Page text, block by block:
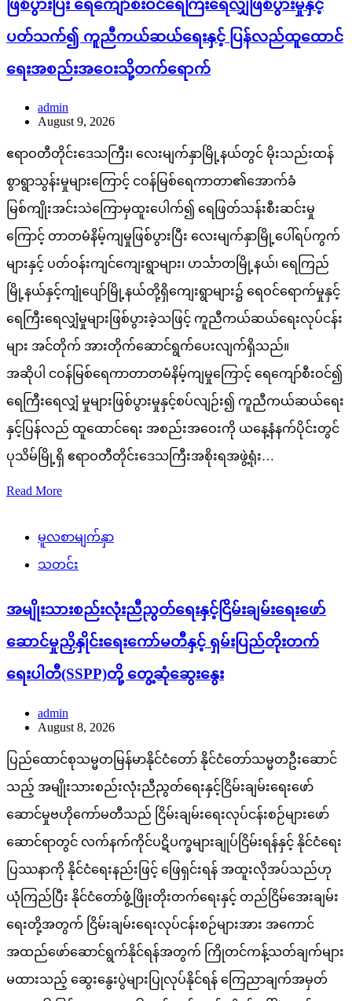
ဖြစ်ပွားပြီး ရေကျော်စီးဝင်ရေကြီးရေလျှံဖြစ်ပွားမှုနှင့်
ပတ်သက်၍ ကူညီကယ်ဆယ်ရေးနှင့် ပြန်လည်ထူထောင်
ရေးအစည်းအဝေးသို့တက်ရောက်
admin
August 9, 2026
ဧရာဝတီတိုင်းဒေသကြီး၊ လေးမျက်နှာမြို့နယ်တွင် မိုးသည်းထန်
စွာရွာသွန်းမှုများကြောင့် ငဝန်မြစ်ရေကာတာ၏အောက်ခံ
မြစ်ကျိုးအင်းသဲကြောမှထူးပေါက်၍ ရေဖြတ်သန်းစီးဆင်းမှု
ကြောင့် တာတမံနိမ့်ကျမှုဖြစ်ပွားပြီး လေးမျက်နှာမြို့ပေါ်ရပ်ကွက်
များနှင့် ပတ်ဝန်းကျင်ကျေးရွာများ၊ ဟင်္သာတမြို့နယ်၊ ရေကြည်
မြို့နယ်နှင့်ကျုံပျော်မြို့နယ်တို့ရှိကျေးရွာများ၌ ရေဝင်ရောက်မှုနှင့်
ရေကြီးရေလျှံမှုများဖြစ်ပွားခဲ့သဖြင့် ကူညီကယ်ဆယ်ရေးလုပ်ငန်း
များ အင်တိုက် အားတိုက်ဆောင်ရွက်ပေးလျက်ရှိသည်။
အဆိုပါ ငဝန်မြစ်ရေကာတာတမံနိမ့်ကျမှုကြောင့် ရေကျော်စီးဝင်၍
ရေကြီးရေလျှံ မှုများဖြစ်ပွားမှုနှင့်စပ်လျဉ်း၍ ကူညီကယ်ဆယ်ရေး
နှင့်ပြန်လည် ထူထောင်ရေး အစည်းအဝေးကို ယနေ့နံနက်ပိုင်းတွင်
ပုသိမ်မြို့ရှိ ဧရာဝတီတိုင်းဒေသကြီးအစိုးရအဖွဲ့ရုံး…
Read More
မူလစာမျက်နှာ
သတင်း
အမျိုးသားစည်းလုံးညီညွတ်ရေးနှင့်ငြိမ်းချမ်းရေးဖော်
ဆောင်မှုညှိနှိုင်းရေးကော်မတီနှင့် ရှမ်းပြည်တိုးတက်
ရေးပါတီ(SSPP)တို့ တွေ့ဆုံဆွေးနွေး
admin
August 8, 2026
ပြည်ထောင်စုသမ္မတမြန်မာနိုင်ငံတော် နိုင်ငံတော်သမ္မတဦးဆောင်
သည့် အမျိုးသားစည်းလုံးညီညွတ်ရေးနှင့်ငြိမ်းချမ်းရေးဖော်
ဆောင်မှုဗဟိုကော်မတီသည် ငြိမ်းချမ်းရေးလုပ်ငန်းစဉ်များဖော်
ဆောင်ရာတွင် လက်နက်ကိုင်ပဋိပက္ခများချုပ်ငြိမ်းရန်နှင့် နိုင်ငံရေး
ပြဿနာကို နိုင်ငံရေးနည်းဖြင့် ဖြေရှင်းရန် အထူးလိုအပ်သည်ဟု
ယုံကြည်ပြီး နိုင်ငံတော်ဖွံ့ဖြိုးတိုးတက်ရေးနှင့် တည်ငြိမ်အေးချမ်း
ရေးတို့အတွက် ငြိမ်းချမ်းရေးလုပ်ငန်းစဉ်များအား အကောင်
အထည်ဖော်ဆောင်ရွက်နိုင်ရန်အတွက် ကြိုတင်ကန့်သတ်ချက်များ
မထားသည့် ဆွေးနွေးပွဲများပြုလုပ်နိုင်ရန် ကြေညာချက်အမှတ်